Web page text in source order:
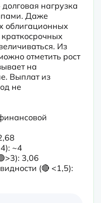
нагрузка
Даже
облигационных
Из
отметить рост
на
Выплат из
не
~4
3,06
(🔴 <1,5):